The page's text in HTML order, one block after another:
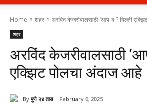
२४
तास
Home शहर अरविंद केजरीवालसाठी 'आप-द'? दिल्ली
शहर
अरविंद केजरीवालसाठी
एक्झिट पोलचा अंदाज आहे
By पुणे २४ तास February 6, 2025